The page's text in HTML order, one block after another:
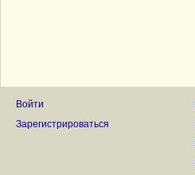
Войти
Зарегистрироваться